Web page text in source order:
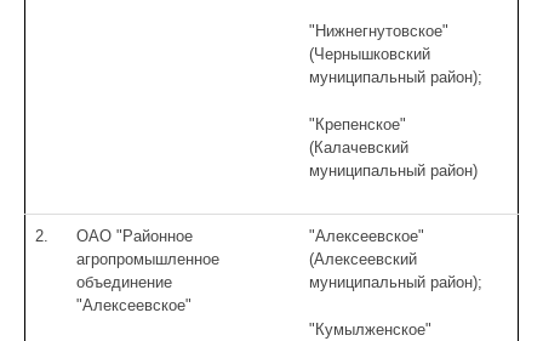
"Нижнегнутовское"
(Чернышковский
муниципальный район);
"Крепенское"
(Калачевский
муниципальный район)
2.
ОАО "Районное
агропромышленное
объединение
"Алексеевское"
"Алексеевское"
(Алексеевский
муниципальный район);
"Кумылженское"